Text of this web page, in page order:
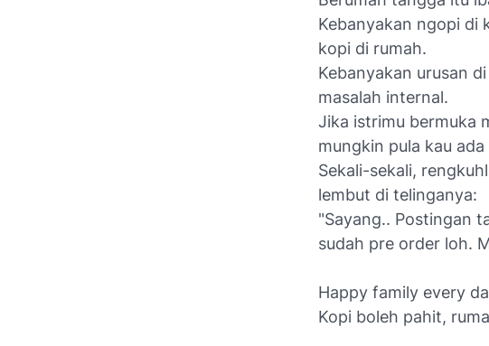
Kebanyakan ngopi di
kopi di rumah.
Kebanyakan urusan
masalah internal.
Jika istrimu bermuka
mungkin pula kau ada
Sekali-sekali,
lembut di telinganya:
"Sayang.. Postingan
sudah pre order loh.
Happy family every
Kopi boleh pahit,